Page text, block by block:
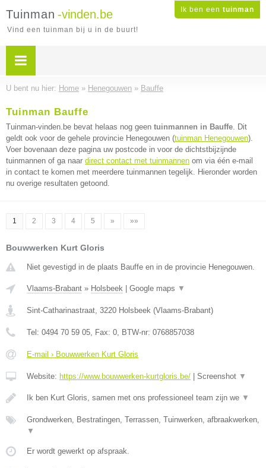
Ik ben een tuinman
Tuinman -vinden.be
Vind een tuinman bij u in de buurt!
U bent nu hier: Home » Henegouwen » Bauffe
Tuinman Bauffe
Tuinman-vinden.be bevat helaas nog geen tuinmannen in Bauffe. Dit
geldt ook voor de gehele provincie Henegouwen (tuinman Henegouwen).
Voer bovenaan deze pagina uw postcode in voor de dichtstbijzijnde
tuinmannen of ga naar direct contact met tuinmannen om via één e-mail
in contact te komen met meerdere tuinmannen tegelijk. Hieronder worden
nu overige resultaten getoond.
1 2 3 4 5 » »»
Bouwwerken Kurt Gloris
Niet gevestigd in de plaats Bauffe en in de provincie Henegouwen.
Vlaams-Brabant » Holsbeek Google maps ▼
Sint-Catharinastraat, 3220 Holsbeek (Vlaams-Brabant)
Tel: 0494 70 59 05, Fax: 0, BTW-nr: 0768857038
E-mail › Bouwwerken Kurt Gloris
Website: https://www.bouwwerken-kurtgloris.be/ Screenshot ▼
Ik ben Kurt Gloris, samen met ons professioneel team zijn we ▼
Grondwerken, Bestratingen, Terrassen, Tuinwerken, afbraakwerken,
▼
Er wordt gewerkt op afspraak.